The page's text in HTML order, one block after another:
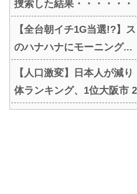
捜索した結果・・・・・・
【全台朝イチ1G当選!?】
のハナハナにモーニング...
【人口激変】日本人が減
体ランキング、1位大阪市